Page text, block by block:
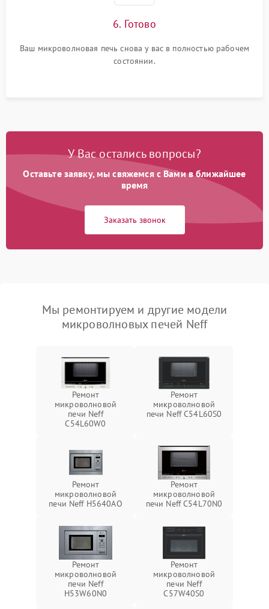
6. Готово
Ваш микроволновая печь снова у вас в полностью рабочем
состоянии.
У Вас остались вопросы?
Оставьте заявку, мы свяжемся с Вами в ближайшее
время
Заказать звонок
Мы ремонтируем и другие модели
микроволновых печей Neff
Ремонт
микроволновой
печи Neff
C54L60W0
Ремонт
микроволновой
печи Neff C54L60S0
Ремонт
микроволновой
печи Neff H5640AO
Ремонт
микроволновой
печи Neff C54L70N0
Ремонт
микроволновой
печи Neff
H53W60N0
Ремонт
микроволновой
печи Neff
C57W40S0